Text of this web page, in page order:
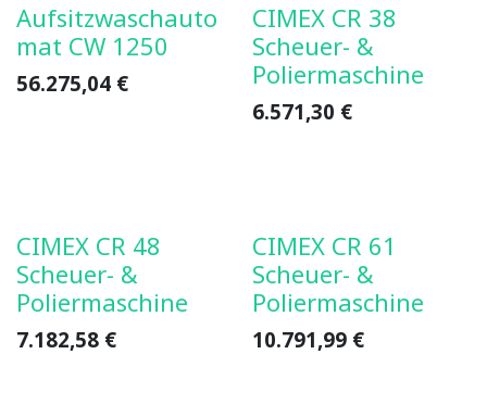
Aufsitzwaschauto
mat CW 1250
56.275,04 €
CIMEX CR 38
Scheuer- &
Poliermaschine
6.571,30 €
CIMEX CR 48
Scheuer- &
Poliermaschine
7.182,58 €
CIMEX CR 61
Scheuer- &
Poliermaschine
10.791,99€